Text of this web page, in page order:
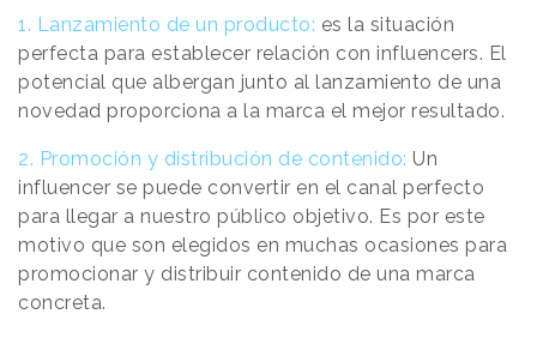
1. Lanzamiento de un producto: es la situación
perfecta para establecer relación con influencers. El
potencial que albergan junto al lanzamiento de una
novedad proporciona a la marca el mejor resultado.
2. Promoción y distribución de contenido: Un
influencer se puede convertir en el canal perfecto
para llegar a nuestro público objetivo. Es por este
motivo que son elegidos en muchas ocasiones para
promocionar y distribuir contenido de una marca
concreta.